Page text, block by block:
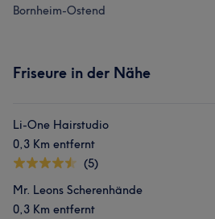
Bornheim-Ostend
Friseure in der Nähe
Li-One Hairstudio
0,3 Km entfernt
(5)
Mr. Leons Scherenhände
0,3 Km entfernt